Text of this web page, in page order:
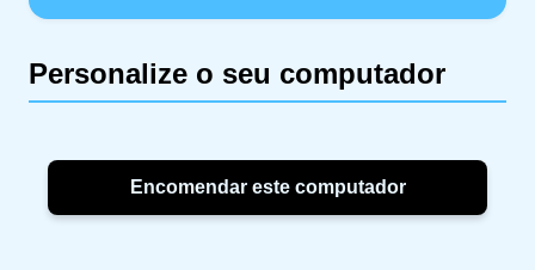
Personalize o seu computador